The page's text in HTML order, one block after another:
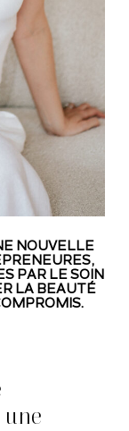
NOUVELLE
PAR LE SOIN
LA BEAUTÉ
une